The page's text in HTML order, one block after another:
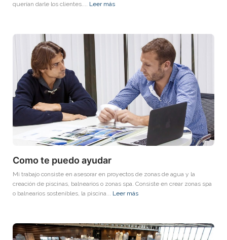
querían darle los clientes.... Leer más
Como te puedo ayudar
Mi trabajo consiste en asesorar en proyectos de zonas de agua y la
creación de piscinas, balnearios o zonas spa. Consiste en crear zonas spa
o balnearios sostenibles, la piscina... Leer más